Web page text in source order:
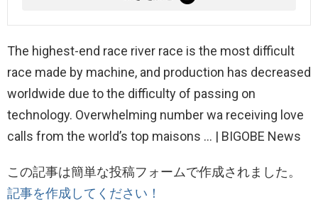
The highest-end race river race is the most difficult
race made by machine, and production has decreased
worldwide due to the difficulty of passing on
technology. Overwhelming number wa receiving love
calls from the world’s top maisons … | BIGOBE News
この記事は簡単な投稿フォームで作成されました。
記事を作成してください！